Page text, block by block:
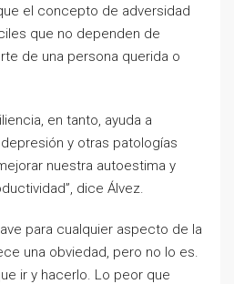
el concepto de adversidad
que no dependen de
de una persona querida o
en tanto, ayuda a
y otras patologías
nuestra autoestima y
dice Álvez.
para cualquier aspecto de la
una obviedad, pero no lo es.
ir y hacerlo. Lo peor que